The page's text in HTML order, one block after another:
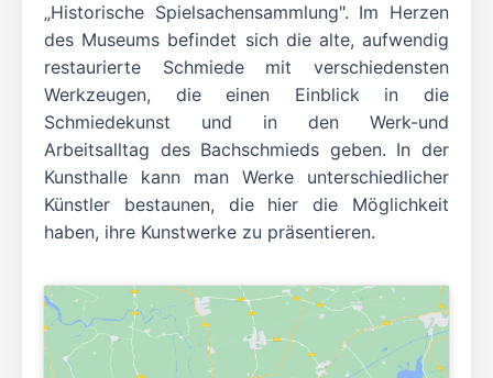
„Historische Spielsachensammlung". Im Herzen
des Museums befindet sich die alte, aufwendig
restaurierte Schmiede mit verschiedensten
Werkzeugen, die einen Einblick in die
Schmiedekunst und in den Werk-und
Arbeitsalltag des Bachschmieds geben. In der
Kunsthalle kann man Werke unterschiedlicher
Künstler bestaunen, die hier die Möglichkeit
haben, ihre Kunstwerke zu präsentieren.